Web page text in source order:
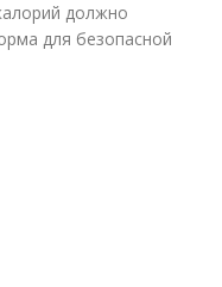
должно
для безопасной